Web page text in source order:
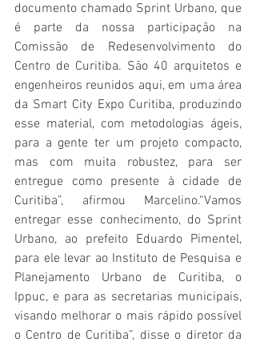
documento chamado Sprint Urbano, que
é parte da nossa participação na
Comissão de Redesenvolvimento do
Centro de Curitiba. São 40 arquitetos e
engenheiros reunidos aqui, em uma área
da Smart City Expo Curitiba, produzindo
esse material, com metodologias ágeis,
para a gente ter um projeto compacto,
mas com muita robustez, para ser
entregue como presente à cidade de
Curitiba”, afirmou Marcelino.“Vamos
entregar esse conhecimento, do Sprint
Urbano, ao prefeito Eduardo Pimentel,
para ele levar ao Instituto de Pesquisa e
Planejamento Urbano de Curitiba, o
Ippuc, e para as secretarias municipais,
visando melhorar o mais rápido possível
o Centro de Curitiba”, disse o diretor da